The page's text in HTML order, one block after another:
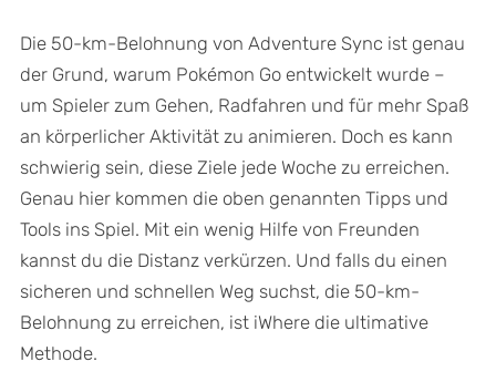
Die 50-km-Belohnung von Adventure Sync ist genau
der Grund, warum Pokémon Go entwickelt wurde –
um Spieler zum Gehen, Radfahren und für mehr Spaß
an körperlicher Aktivität zu animieren. Doch es kann
schwierig sein, diese Ziele jede Woche zu erreichen.
Genau hier kommen die oben genannten Tipps und
Tools ins Spiel. Mit ein wenig Hilfe von Freunden
kannst du die Distanz verkürzen. Und falls du einen
sicheren und schnellen Weg suchst, die 50-km-
Belohnung zu erreichen, ist iWhere die ultimative
Methode.